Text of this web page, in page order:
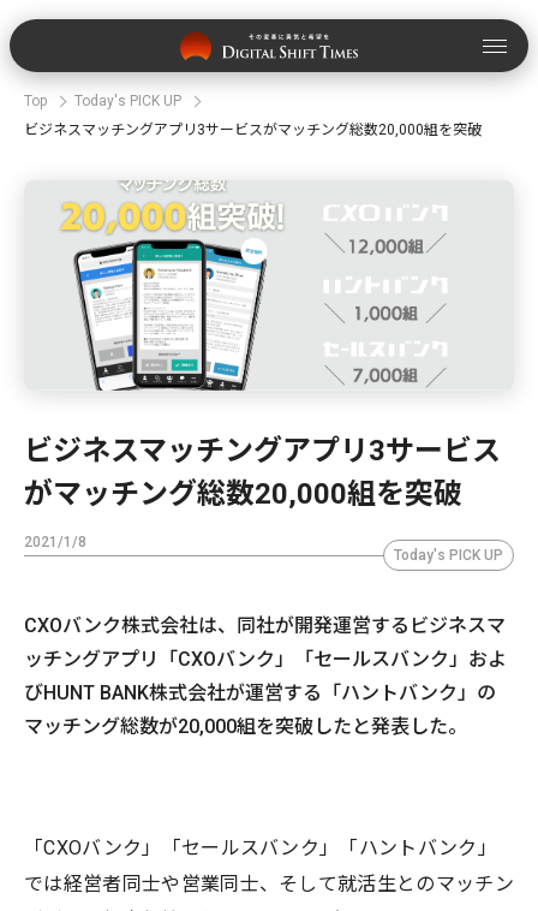
Top
Today's PICK UP
ビジネスマッチングアプリ3サービスがマッチング総数20,000組を突破
ビジネスマッチングアプリ3サービス
がマッチング総数20,000組を突破
2021/1/8
Today's PICK UP
CXOバンク株式会社は、同社が開発運営するビジネスマ
ッチングアプリ「CXOバンク」「セールスバンク」およ
びHUNT BANK株式会社が運営する「ハントバンク」の
マッチング総数が20,000組を突破したと発表した。
「CXOバンク」「セールスバンク」「ハントバンク」
では経営者同士や営業同士、そして就活生とのマッチン